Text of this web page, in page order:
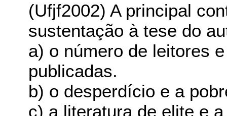
(Ufjf2002) A principal
sustentação à tese do
a) o número de leitores
publicadas.
b) o desperdício e a
c) a literatura de elite e